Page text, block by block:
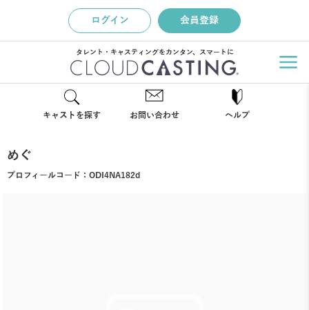
ログイン 会員登録
タレント・キャスティングをカンタン、スマートに
キャストを探す お問い合わせ ヘルプ
めぐ
プロフィールコード： ODI4NA182d